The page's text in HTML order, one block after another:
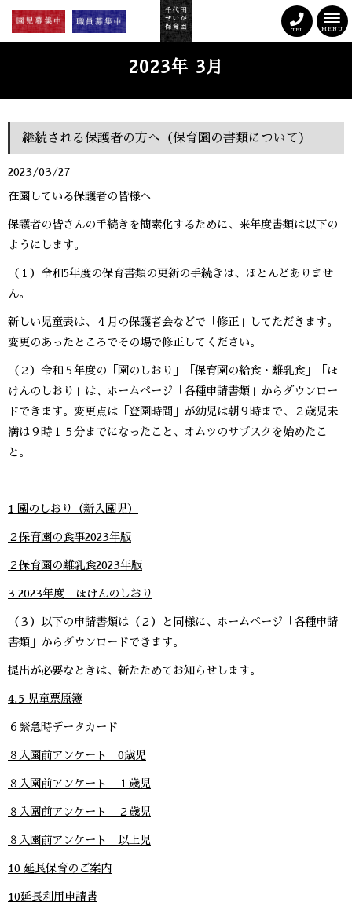
MENU
TEL
2023年 3月
継続される保護者の方へ（保育園の書類について）
2023/03/27
在園している保護者の皆様へ
保護者の皆さんの手続きを簡素化するために、来年度書類は以下の
ようにします。
（１）令和5年度の保育書類の更新の手続きは、ほとんどありませ
ん。
新しい児童表は、４月の保護者会などで「修正」してただきます。
変更のあったところでその場で修正してください。
（２）令和５年度の「園のしおり」「保育園の給食・離乳食」「ほ
けんのしおり」は、ホームページ「各種申請書類」からダウンロー
ドできます。変更点は「登園時間」が幼児は朝９時まで、２歳児未
満は９時１５分までになったこと、オムツのサブスクを始めたこ
と。
1 園のしおり（新入園児）
２保育園の食事2023年版
２保育園の離乳食2023年版
3 2023年度 ほけんのしおり
（３）以下の申請書類は（２）と同様に、ホームページ「各種申請
書類」からダウンロードできます。
提出が必要なときは、新たためてお知らせします。
4.5 児童票原簿
６緊急時データカード
８入園前アンケート 0歳児
８入園前アンケート １歳児
８入園前アンケート ２歳児
８入園前アンケート 以上児
10 延長保育のご案内
10延長利用申請書